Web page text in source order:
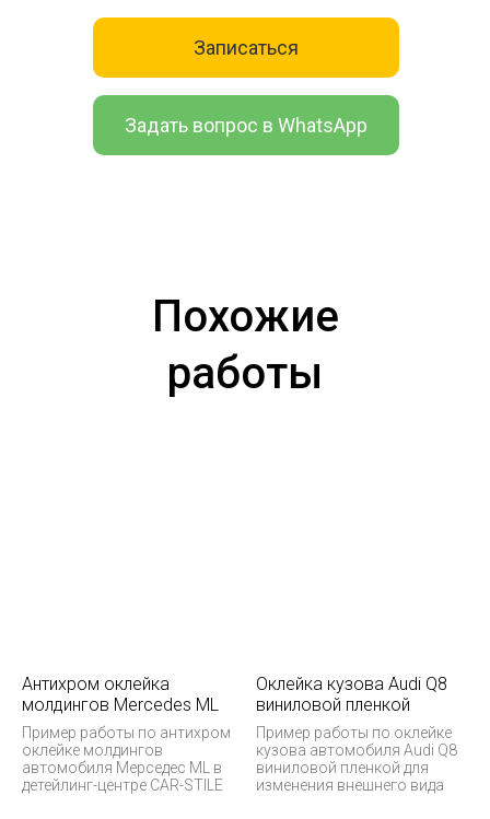
Задать вопрос в WhatsApp
Записаться
Похожие
работы
Антихром оклейка
молдингов Mercedes ML
Пример работы по антихром
оклейке молдингов
автомобиля Мерседес ML в
детейлинг-центре CAR-STILE
Оклейка кузова Audi Q8
виниловой пленкой
Пример работы по оклейке
кузова автомобиля Audi Q8
виниловой пленкой для
изменения внешнего вида